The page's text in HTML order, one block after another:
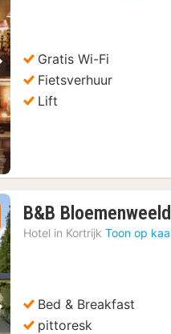
foto
Gratis Wi-Fi
Fietsverhuur
Lift
foto
B&B
Hotel in Kortrijk Toon op
Bed & Breakfast
pittoresk